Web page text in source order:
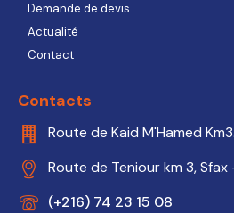
Demande de devis
Actualité
Contact
Contacts
Route de Kaid M'Hamed
Route de Teniour km 3, Sfax
(+216) 74 23 15 08